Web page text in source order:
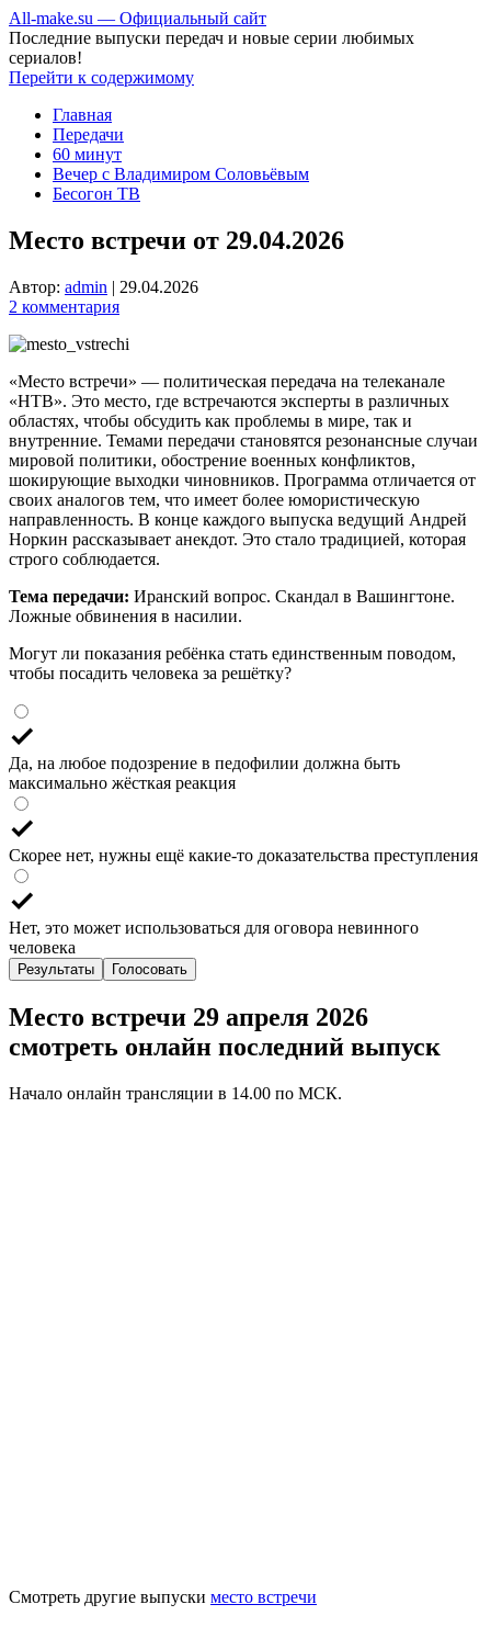
All-make.su — Официальный сайт
Последние выпуски передач и новые серии любимых
сериалов!
Перейти к содержимому
Главная
Передачи
60 минут
Вечер с Владимиром Соловьёвым
Бесогон ТВ
Место встречи от 29.04.2026
Автор: admin | 29.04.2026
2 комментария
«Место встречи» — политическая передача на телеканале
«НТВ». Это место, где встречаются эксперты в различных
областях, чтобы обсудить как проблемы в мире, так и
внутренние. Темами передачи становятся резонансные случаи
мировой политики, обострение военных конфликтов,
шокирующие выходки чиновников. Программа отличается от
своих аналогов тем, что имеет более юмористическую
направленность. В конце каждого выпуска ведущий Андрей
Норкин рассказывает анекдот. Это стало традицией, которая
строго соблюдается.
Тема передачи: Иранский вопрос. Скандал в Вашингтоне.
Ложные обвинения в насилии.
Могут ли показания ребёнка стать единственным поводом,
чтобы посадить человека за решётку?
Да, на любое подозрение в педофилии должна быть
максимально жёсткая реакция
Скорее нет, нужны ещё какие-то доказательства преступления
Нет, это может использоваться для оговора невинного
человека
Результаты Голосовать
Место встречи 29 апреля 2026
смотреть онлайн последний выпуск
Начало онлайн трансляции в 14.00 по МСК.
Смотреть другие выпуски место встречи